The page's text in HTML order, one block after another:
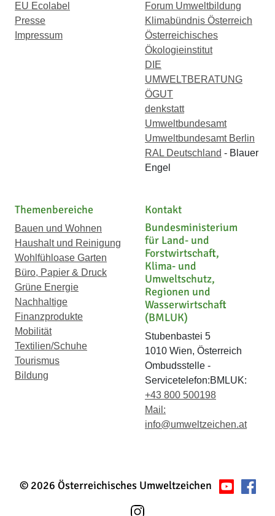
EU Ecolabel
Presse
Impressum
Forum Umweltbildung
Klimabündnis Österreich
Österreichisches
Ökologieinstitut
DIE
UMWELTBERATUNG
ÖGUT
denkstatt
Umweltbundesamt
Umweltbundesamt Berlin
RAL Deutschland - Blauer
Engel
Themenbereiche
Bauen und Wohnen
Haushalt und Reinigung
Wohlfühloase Garten
Büro, Papier & Druck
Grüne Energie
Nachhaltige
Finanzprodukte
Mobilität
Textilien/Schuhe
Tourismus
Bildung
Kontakt
Bundesministerium
für Land- und
Forstwirtschaft,
Klima- und
Umweltschutz,
Regionen und
Wasserwirtschaft
(BMLUK)
Stubenbastei 5
1010 Wien, Österreich
Ombudsstelle -
Servicetelefon:BMLUK:
+43 800 500198
Mail:
info@umweltzeichen.at
© 2026 Österreichisches Umweltzeichen